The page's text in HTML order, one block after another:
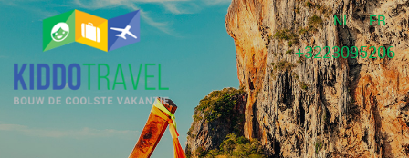
NL FR
+3223095206